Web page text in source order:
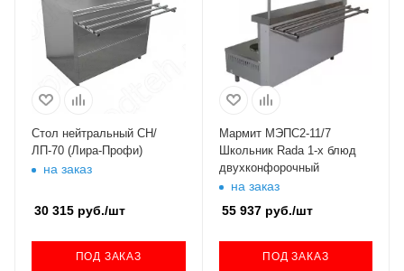
Стол нейтральный СН/
ЛП-70 (Лира-Профи)
на заказ
30 315 руб./шт
ПОД ЗАКАЗ
Мармит МЭПС2-11/7
Школьник Rada 1-х блюд
двухконфорочный
на заказ
55 937руб./шт
ПОД ЗАКАЗ